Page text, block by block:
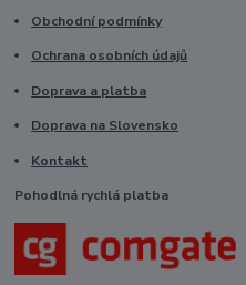
Obchodní podmínky
Ochrana osobních údajů
Doprava a platba
Doprava na Slovensko
Kontakt
Pohodlná rychlá platba